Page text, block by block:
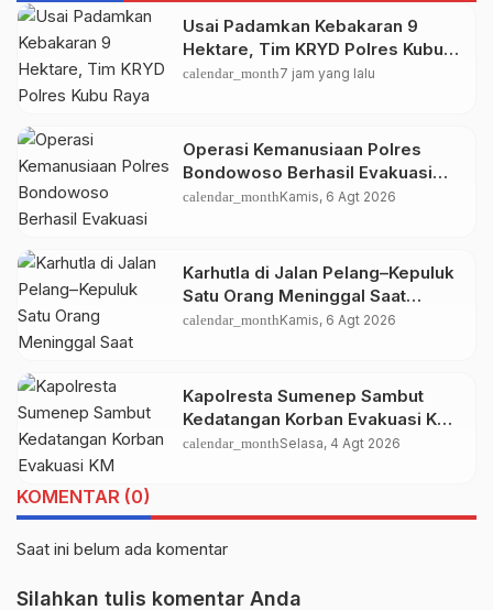
Usai Padamkan Kebakaran 9
Hektare, Tim KRYD Polres Kubu
Raya Kini Memburu Bara di Bawah
calendar_month7 jam yang lalu
Operasi Kemanusiaan Polres
Bondowoso Berhasil Evakuasi
Dua Jenazah di Gunung Piramid
calendar_monthKamis, 6 Agt 2026
Karhutla di Jalan Pelang–Kepuluk
Satu Orang Meninggal Saat
Terjebak Kobaran Api
calendar_monthKamis, 6 Agt 2026
Kapolresta Sumenep Sambut
Kedatangan Korban Evakuasi KM
Mutiara Sentosa 2 di Pelabuhan
calendar_monthSelasa, 4 Agt 2026
KOMENTAR (0)
Saat ini belum ada komentar
Silahkan tulis komentar Anda